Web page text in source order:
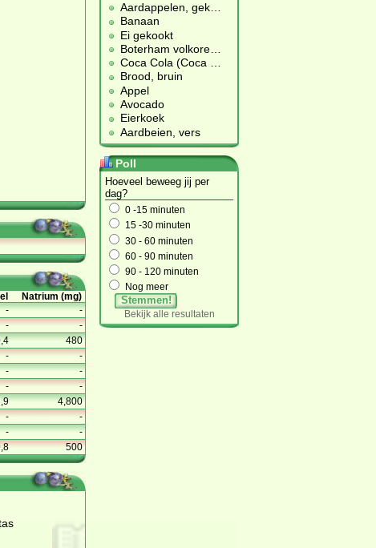
Natrium (mg)
-
-
-
-
480
-
-
-
-
-
-
4,800
-
-
-
-
500
Aardappelen, gek
Banaan
Ei gekookt
Boterham volkore
Coca Cola (Coca
Brood, bruin
Appel
Avocado
Eierkoek
Aardbeien, vers
Poll
Hoeveel beweeg jij per
dag?
0 -15 minuten
15 -30 minuten
30 - 60 minuten
60 - 90 minuten
90 - 120 minuten
Nog meer
Stemmen!
Bekijk alle resultaten